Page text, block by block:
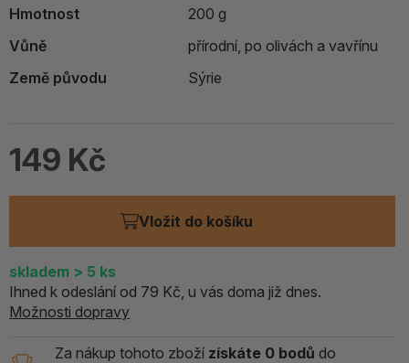
Hmotnost
200 g
Vůně
přírodní, po olivách a vavřínu
Země původu
Sýrie
149 Kč
Vložit do košíku
skladem > 5 ks
Ihned k odeslání od 79 Kč, u vás doma již dnes.
Možnosti dopravy
Za nákup tohoto zboží získáte 0 bodů do